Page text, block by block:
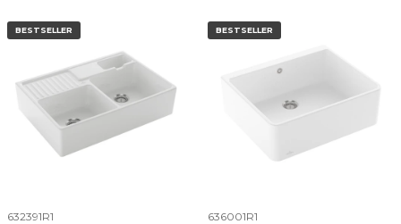
BESTSELLER
Kod produktu
632391R1
BESTSELLER
Kod produktu
636001R1